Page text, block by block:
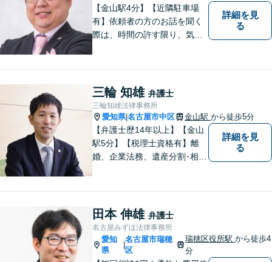
ださい。
【金山駅4分】【近隣駐車場
有】依頼者の方のお話を聞く
際は、時間の許す限り、気の
った対応・解決を目指しま
す。ぜひ、お気軽にご相談く
ださい。
詳細を見
る
三輪 知雄 弁護士
三輪知雄法律事務所
愛知県|名古屋市中区 金山駅 から徒歩5分
【弁護士歴14年以上】【金山
駅5分】【税理士資格有】離
婚、企業法務、遺産分割･相続
解決。【公式LINE】連絡も便
利！お気軽にご相談くださ
い！
詳細を見
る
田本 伸雄 弁護士
名古屋みずほ法律事務所
愛知
県
名古屋市瑞穂
区
瑞穂区役所駅から徒歩4
分